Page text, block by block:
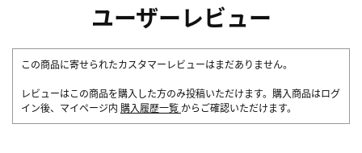
ユーザーレビュー
この商品に寄せられたカスタマーレビューはまだありません。
レビューはこの商品を購入した方のみ投稿いただけます。購入商品はログ
イン後、マイページ内 購入履歴一覧 からご確認いただけます。